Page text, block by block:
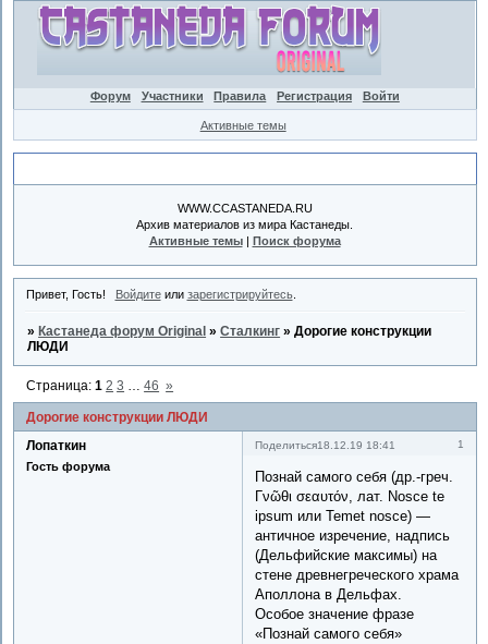
Форум Участники Правила Регистрация Войти
Активные темы
WWW.CCASTANEDA.RU
Архив материалов из мира Кастанеды.
Активные темы| Поиск форума
Привет, Гость! Войдитеили зарегистрируйтесь.
» Кастанеда форум Original »Сталкинг »Дорогие конструкции
ЛЮДИ
Дорогие конструкции ЛЮДИ
Страница:1 2 3 46 »
Поделиться 1
18.12.19 18:41
Лопаткин
Гость форума
Познай самого себя (др.-греч.
Γνῶθι σεαυτόν, лат. Nosce te
ipsum или Temet nosce) —
античное изречение, надпись
(Дельфийские максимы) на
стене древнегреческого храма
Аполлона в Дельфах.
Особое значение фразе
«Познай самого себя»